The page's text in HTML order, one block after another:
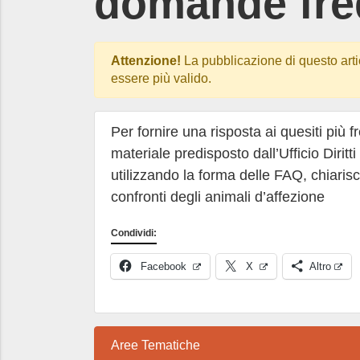
Attenzione! La pubblicazione di questo
essere più valido.
Per fornire una risposta ai quesiti più
materiale predisposto dall’Ufficio
utilizzando la forma delle FAQ,
confronti degli animali d’affezione
Condividi:
Facebook X Altro
Aree Tematiche